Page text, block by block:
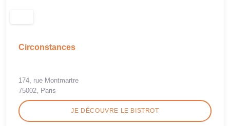
Circonstances
174, rue Montmartre
75002, Paris
JE DÉCOUVRE LE BISTROT